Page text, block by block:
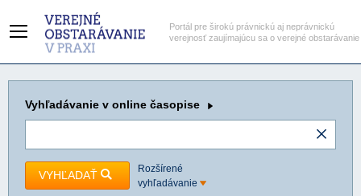
Portál pre širokú právnickú aj neprávnickú
verejnosť zaujímajúcu sa o verejné obstarávanie
Vyhľadávanie v online časopise
VYHĽADAŤ
Rozšírené
vyhľadávanie